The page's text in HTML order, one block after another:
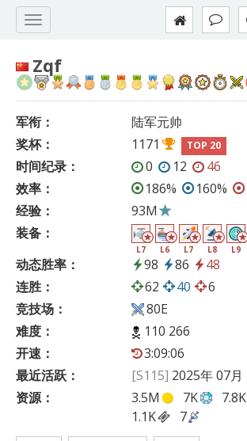
Zqf
军衔：
陆军元帅
奖杯：
1171 TOP 20
时间纪录： 0 12
46
效率：
186% 160%
经验：
93M
装备：
L7 L6 L7 L8 L9
动态胜率： 98 86
48
连胜：
62 40
6
竞技场：
80E
难度：
110 266
开速：
3:09:06
最近活跃：
[S115] 2025年 07月
资源：
3.5M 7K 7.8K
1.1K
7